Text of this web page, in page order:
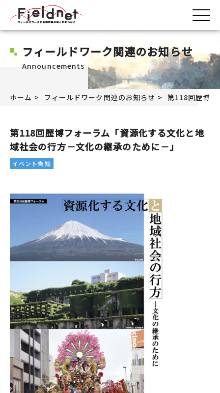
フィールドワーク関連のお知らせ
Announcements
ホーム フィールドワーク関連のお知らせ 第118回歴博フ
第118回歴博フォーラム「資源化する文化と地
域社会の行方－文化の継承のために－」
イベント告知